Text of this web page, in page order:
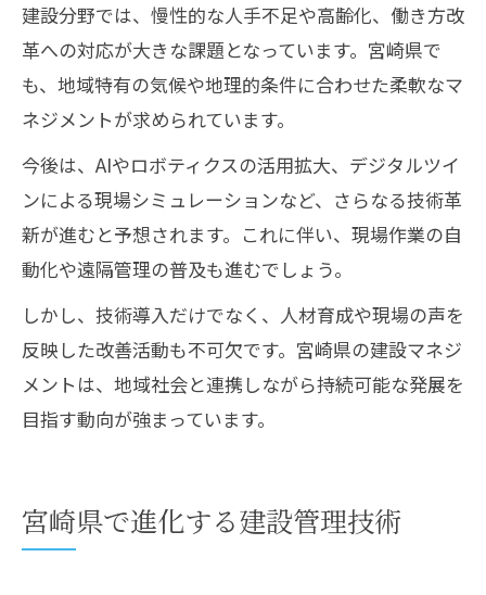
建設分野では、慢性的な人手不足や高齢化、働き方改
革への対応が大きな課題となっています。宮崎県で
も、地域特有の気候や地理的条件に合わせた柔軟なマ
ネジメントが求められています。
今後は、AIやロボティクスの活用拡大、デジタルツイ
ンによる現場シミュレーションなど、さらなる技術革
新が進むと予想されます。これに伴い、現場作業の自
動化や遠隔管理の普及も進むでしょう。
しかし、技術導入だけでなく、人材育成や現場の声を
反映した改善活動も不可欠です。宮崎県の建設マネジ
メントは、地域社会と連携しながら持続可能な発展を
目指す動向が強まっています。
宮崎県で進化する建設管理技術